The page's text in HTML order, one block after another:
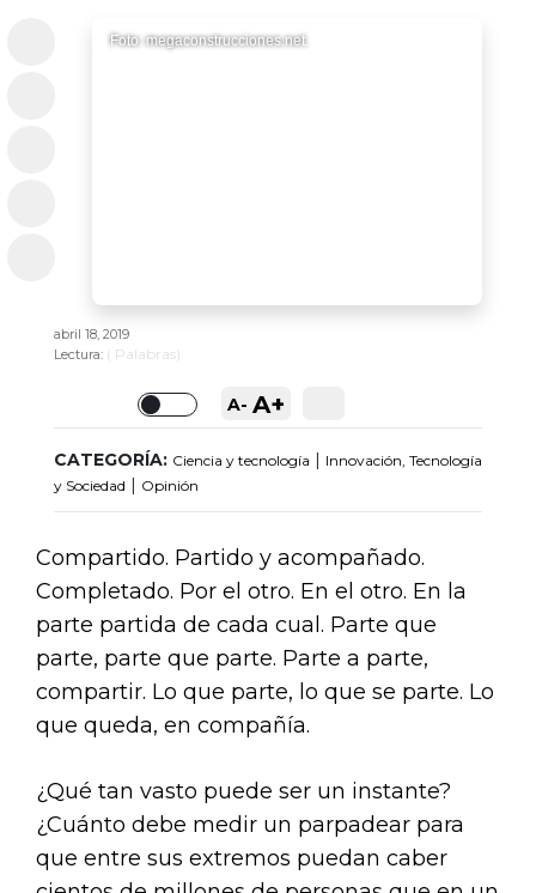
Foto: megaconstrucciones.net.
abril 18, 2019
Lectura: ( Palabras)
Toggle
A- A+
CATEGORÍA: Ciencia y tecnología | Innovación, Tecnología
y Sociedad | Opinión
Compartido. Partido y acompañado.
Completado. Por el otro. En el otro. En la
parte partida de cada cual. Parte que
parte, parte que parte. Parte a parte,
compartir. Lo que parte, lo que se parte. Lo
que queda, en compañía.
¿Qué tan vasto puede ser un instante?
¿Cuánto debe medir un parpadear para
que entre sus extremos puedan caber